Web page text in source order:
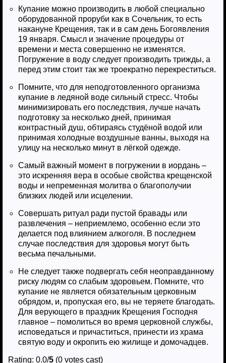
Купание можно производить в любой специально
оборудованной проруби как в Сочельник, то есть
накануне Крещения, так и в сам день Богоявления
19 января. Смысл и значение процедуры от
времени и места совершенно не изменятся.
Погружение в воду следует производить трижды, а
перед этим стоит так же троекратно перекреститься.
Помните, что для неподготовленного организма
купание в ледяной воде сильный стресс. Чтобы
минимизировать его последствия, лучше начать
подготовку за несколько дней, принимая
контрастный душ, обтираясь студёной водой или
принимая холодные воздушные ванны, выходя на
улицу на несколько минут в лёгкой одежде.
Самый важный момент в погружении в иордань –
это искренняя вера в особые свойства крещенской
воды и непременная молитва о благополучии
близких людей или исцелении.
Совершать ритуал ради пустой бравады или
развлечения – неприемлемо, особенно если это
делается под влиянием алкоголя. В последнем
случае последствия для здоровья могут быть
весьма печальными.
Не следует также подвергать себя неоправданному
риску людям со слабым здоровьем. Помните, что
купание не является обязательным церковным
обрядом, и, пропуская его, вы не теряете благодать.
Для верующего в праздник Крещения Господня
главное – помолиться во время церковной службы,
исповедаться и причаститься, принести из храма
святую воду и окропить ею жилище и домочадцев.
Rating: 0.0/5 (0 votes cast)